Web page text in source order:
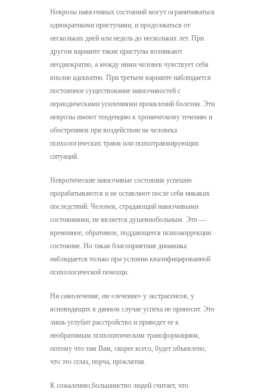
Неврозы навязчивых состояний могут ограничиваться
однократными приступами, и продолжаться от
нескольких дней или недель до нескольких лет. При
другом варианте такие приступы возникают
неоднократно, а между ними человек чувствует себя
вполне адекватно. При третьем варианте наблюдается
постоянное существование навязчивостей с
периодическими усилениями проявлений болезни. Эти
неврозы имеют тенденцию к хроническому течению и
обострениям при воздействии на человека
психологических травм или психотравмирующих
ситуаций.
Невротические навязчивые состояния успешно
прорабатываются и не оставляют после себя никаких
последствий. Человек, страдающий навязчивыми
состояния­ми, не является душевнобольным. Это —
временное, обратимое, поддающееся психокоррекции
состояние. Но такая благоприятная динамика
наблюдается только при условии квалифицированной
психологической помощи.
Ни самолечение, ни «лечение» у экстрасенсов, у
ясновидящих в данном случае успеха не приносит. Это
лишь углубит расстройство и приведет ее к
необратимым психопатическим трансформациям,
потому что там Вам, скорее всего, будет объявлено,
что это сглаз, порча, проклятия.
К сожалению,большинство людей считает, что